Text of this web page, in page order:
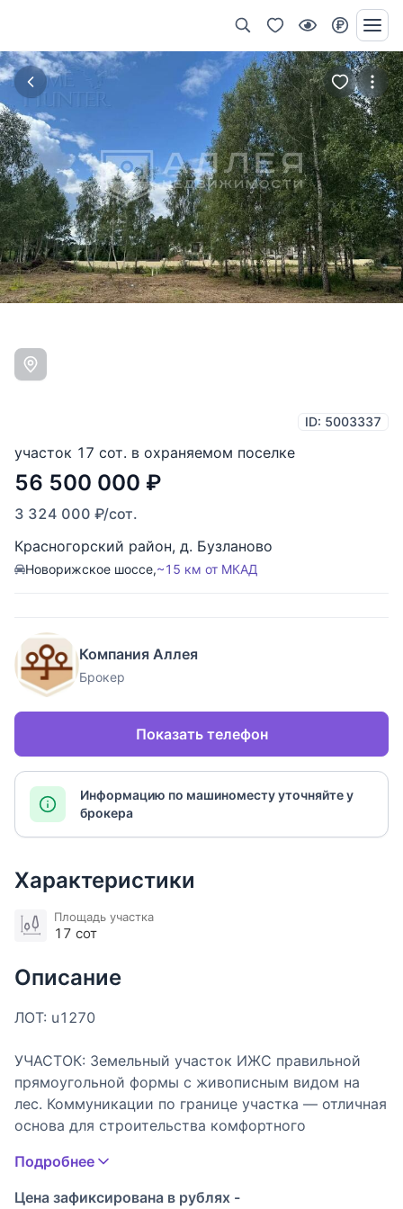
ID: 5003337
участок 17 сот. в охраняемом поселке
56 500 000 ₽
3 324 000 ₽/сот.
Красногорский район, д. Бузланово
Новорижское шоссе,~15 км от МКАД
Компания Аллея
Брокер
Показать телефон
Информацию по машиноместу уточняйте у
брокера
Характеристики
Площадь участка
17 сот
Описание
ЛОТ: u1270
УЧАСТОК: Земельный участок ИЖС правильной
прямоугольной формы с живописным видом на
лес. Коммуникации по границе участка — отличная
основа для строительства комфортного
ОПИСАНИЕ ПОСЁЛКА: Новый лесной посёлок на
Подробнее
Цена зафиксирована в рублях -